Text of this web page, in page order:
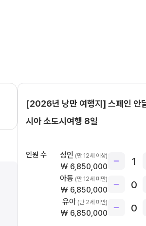
[2026년 낭만 여행지] 스페인 안
시아 소도시여행 8일
인원 수 성인 (만 12세 이상)
₩ 6,850,000 1
아동 (만 12세 미만)
₩ 6,850,000 0
유아 (만 2세 미만)
₩ 6,850,000 0